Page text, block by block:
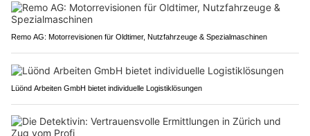
Remo AG: Motorrevisionen für Oldtimer, Nutzfahrzeuge & Spezialmaschinen
Lüönd Arbeiten GmbH bietet individuelle Logistiklösungen